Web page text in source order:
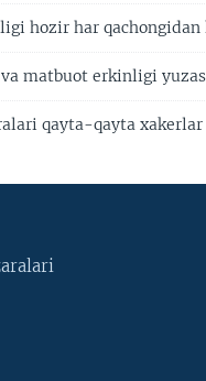
hozir har
matbuot erkinligi
qayta-qayta